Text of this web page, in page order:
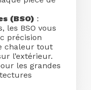
(BSO) :
les BSO vous
précision
chaleur tout
l’extérieur.
les grandes